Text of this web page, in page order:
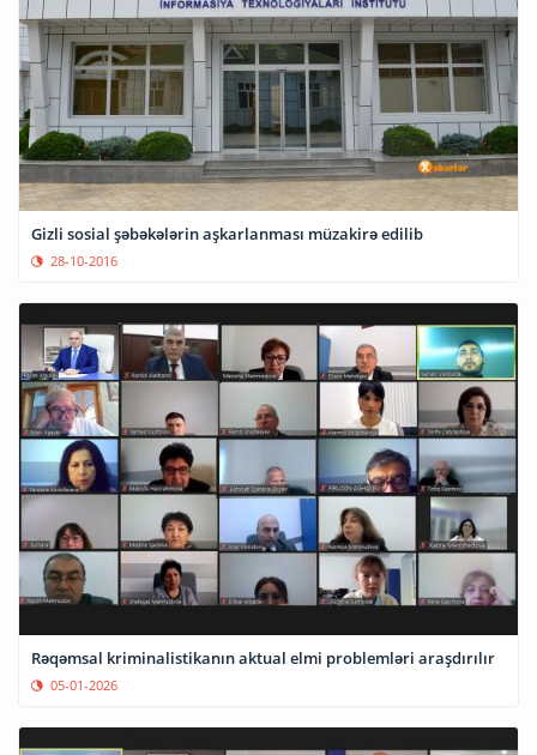
Gizli sosial şəbəkələrin aşkarlanması müzakirə edilib
28-10-2016
Rəqəmsal kriminalistikanın aktual elmi problemləri araşdırılır
05-01-2026